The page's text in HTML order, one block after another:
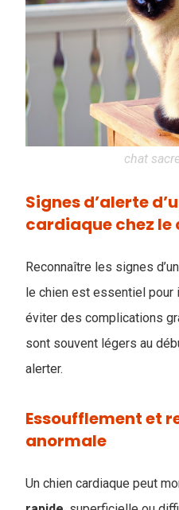
chat
Signes d’alerte
cardiaque chez le
Reconnaître les signes
le chien est essentiel pour
éviter des complications
sont souvent légers au
alerter.
Essoufflement et
anormale
Un chien cardiaque peut